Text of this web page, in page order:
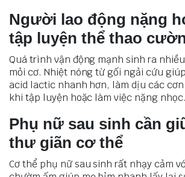
Người lao động nặng
tập luyện thể thao
Quá trình vận động mạnh sinh ra
mỏi cơ. Nhiệt nóng từ gối ngải cứu
acid lactic nhanh hơn, làm dịu các
khi tập luyện hoặc làm việc nặng nhọc.
Phụ nữ sau sinh cần
thư giãn cơ thể
Cơ thể phụ nữ sau sinh rất nhạy cảm